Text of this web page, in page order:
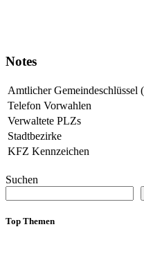
Notes
Amtlicher Gemeindeschlüssel
Telefon Vorwahlen
Verwaltete PLZs
Stadtbezirke
KFZ Kennzeichen
Suchen
Top Themen